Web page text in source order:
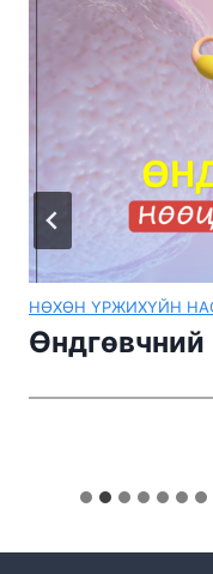
НӨХӨН ҮРЖИХҮЙН